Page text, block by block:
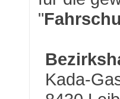
"
Kada-